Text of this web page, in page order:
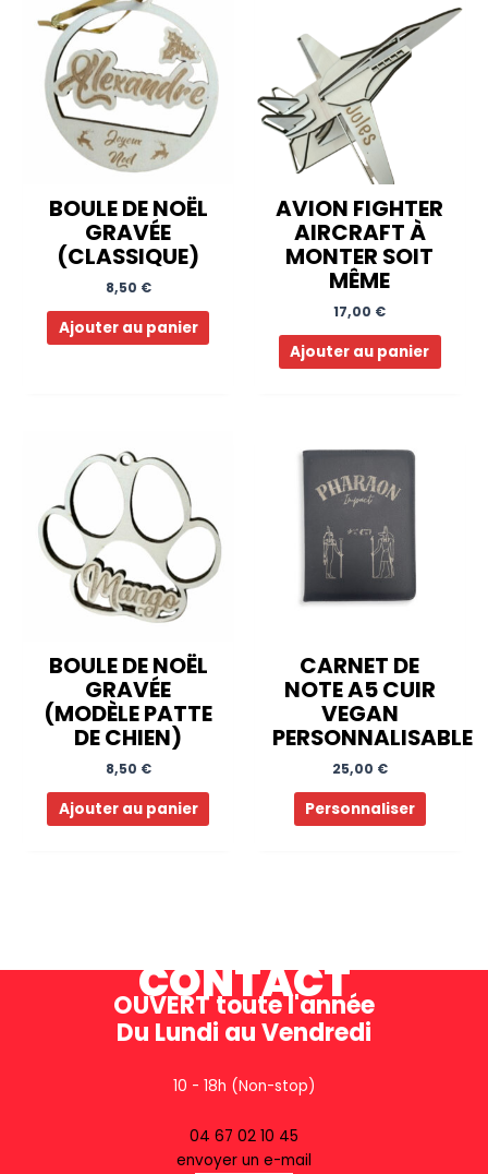
BOULE DE NOËL
GRAVÉE
(CLASSIQUE)
8,50 €
Ajouter au panier
AVION FIGHTER
AIRCRAFT À
MONTER SOIT
MÊME
17,00 €
Ajouter au panier
BOULE DE NOËL
GRAVÉE
(MODÈLE PATTE
DE CHIEN)
8,50 €
Ajouter au panier
CARNET DE
NOTE A5 CUIR
VEGAN
PERSONNALISABLE
25,00 €
Personnaliser
CONTACT
OUVERT toute l'année
Du Lundi au Vendredi
10 - 18h (Non-stop)
04 67 02 10 45
envoyer un e-mail